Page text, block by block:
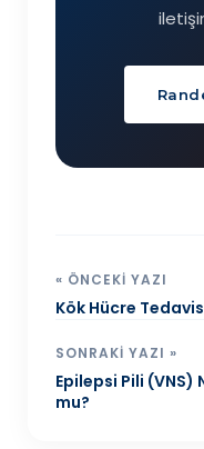
« ÖNCEKI YAZI
Kök Hücre
SONRAKI YAZI »
Epilepsi Pili
mu?